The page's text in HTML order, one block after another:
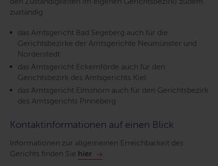
zuständig
das Amtsgericht Bad Segeberg auch für die
Gerichtsbezirke der Amtsgerichte Neumünster und
Norderstedt
das Amtsgericht Eckernförde auch für den
Gerichtsbezirk des Amtsgerichts Kiel
das Amtsgericht Elmshorn auch für den Gerichtsbezirk
des Amtsgerichts Pinneberg
Kontaktinformationen auf einen Blick
Informationen zur allgemeinen Erreichbarkeit des
Gerichts finden Sie hier